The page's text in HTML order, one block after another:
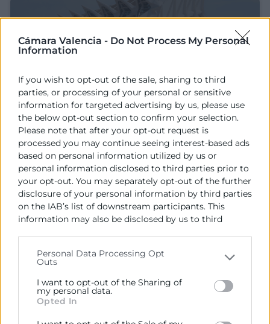
Cámara Valencia - Do Not Process My Personal
Information
If you wish to opt-out of the sale, sharing to third
parties, or processing of your personal or sensitive
information for targeted advertising by us, please use
the below opt-out section to confirm your selection.
Please note that after your opt-out request is
processed you may continue seeing interest-based ads
based on personal information utilized by us or
personal information disclosed to third parties prior to
your opt-out. You may separately opt-out of the further
disclosure of your personal information by third parties
on the IAB’s list of downstream participants. This
information may also be disclosed by us to third
Please note that this website/app uses one or more
Google services and may gather and store information
including but not limited to your visit or usage
behaviour. You may click to grant or deny consent to
Personal Data Processing Opt
Outs
I want to opt-out of the Sharing of
my personal data.
Opted In
Invest in Valencia
El socio local clave para atraer la inversión al
ecosistema empresarial valenciano.